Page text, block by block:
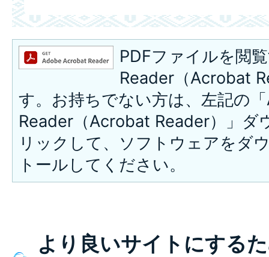
PDFファイルを閲
Reader（Acrobat
す。お持ちでない方は、左記の
Reader（Acrobat Reader）」ダ
リックして、ソフトウェアをダ
トールしてください。
より良いサイトにする